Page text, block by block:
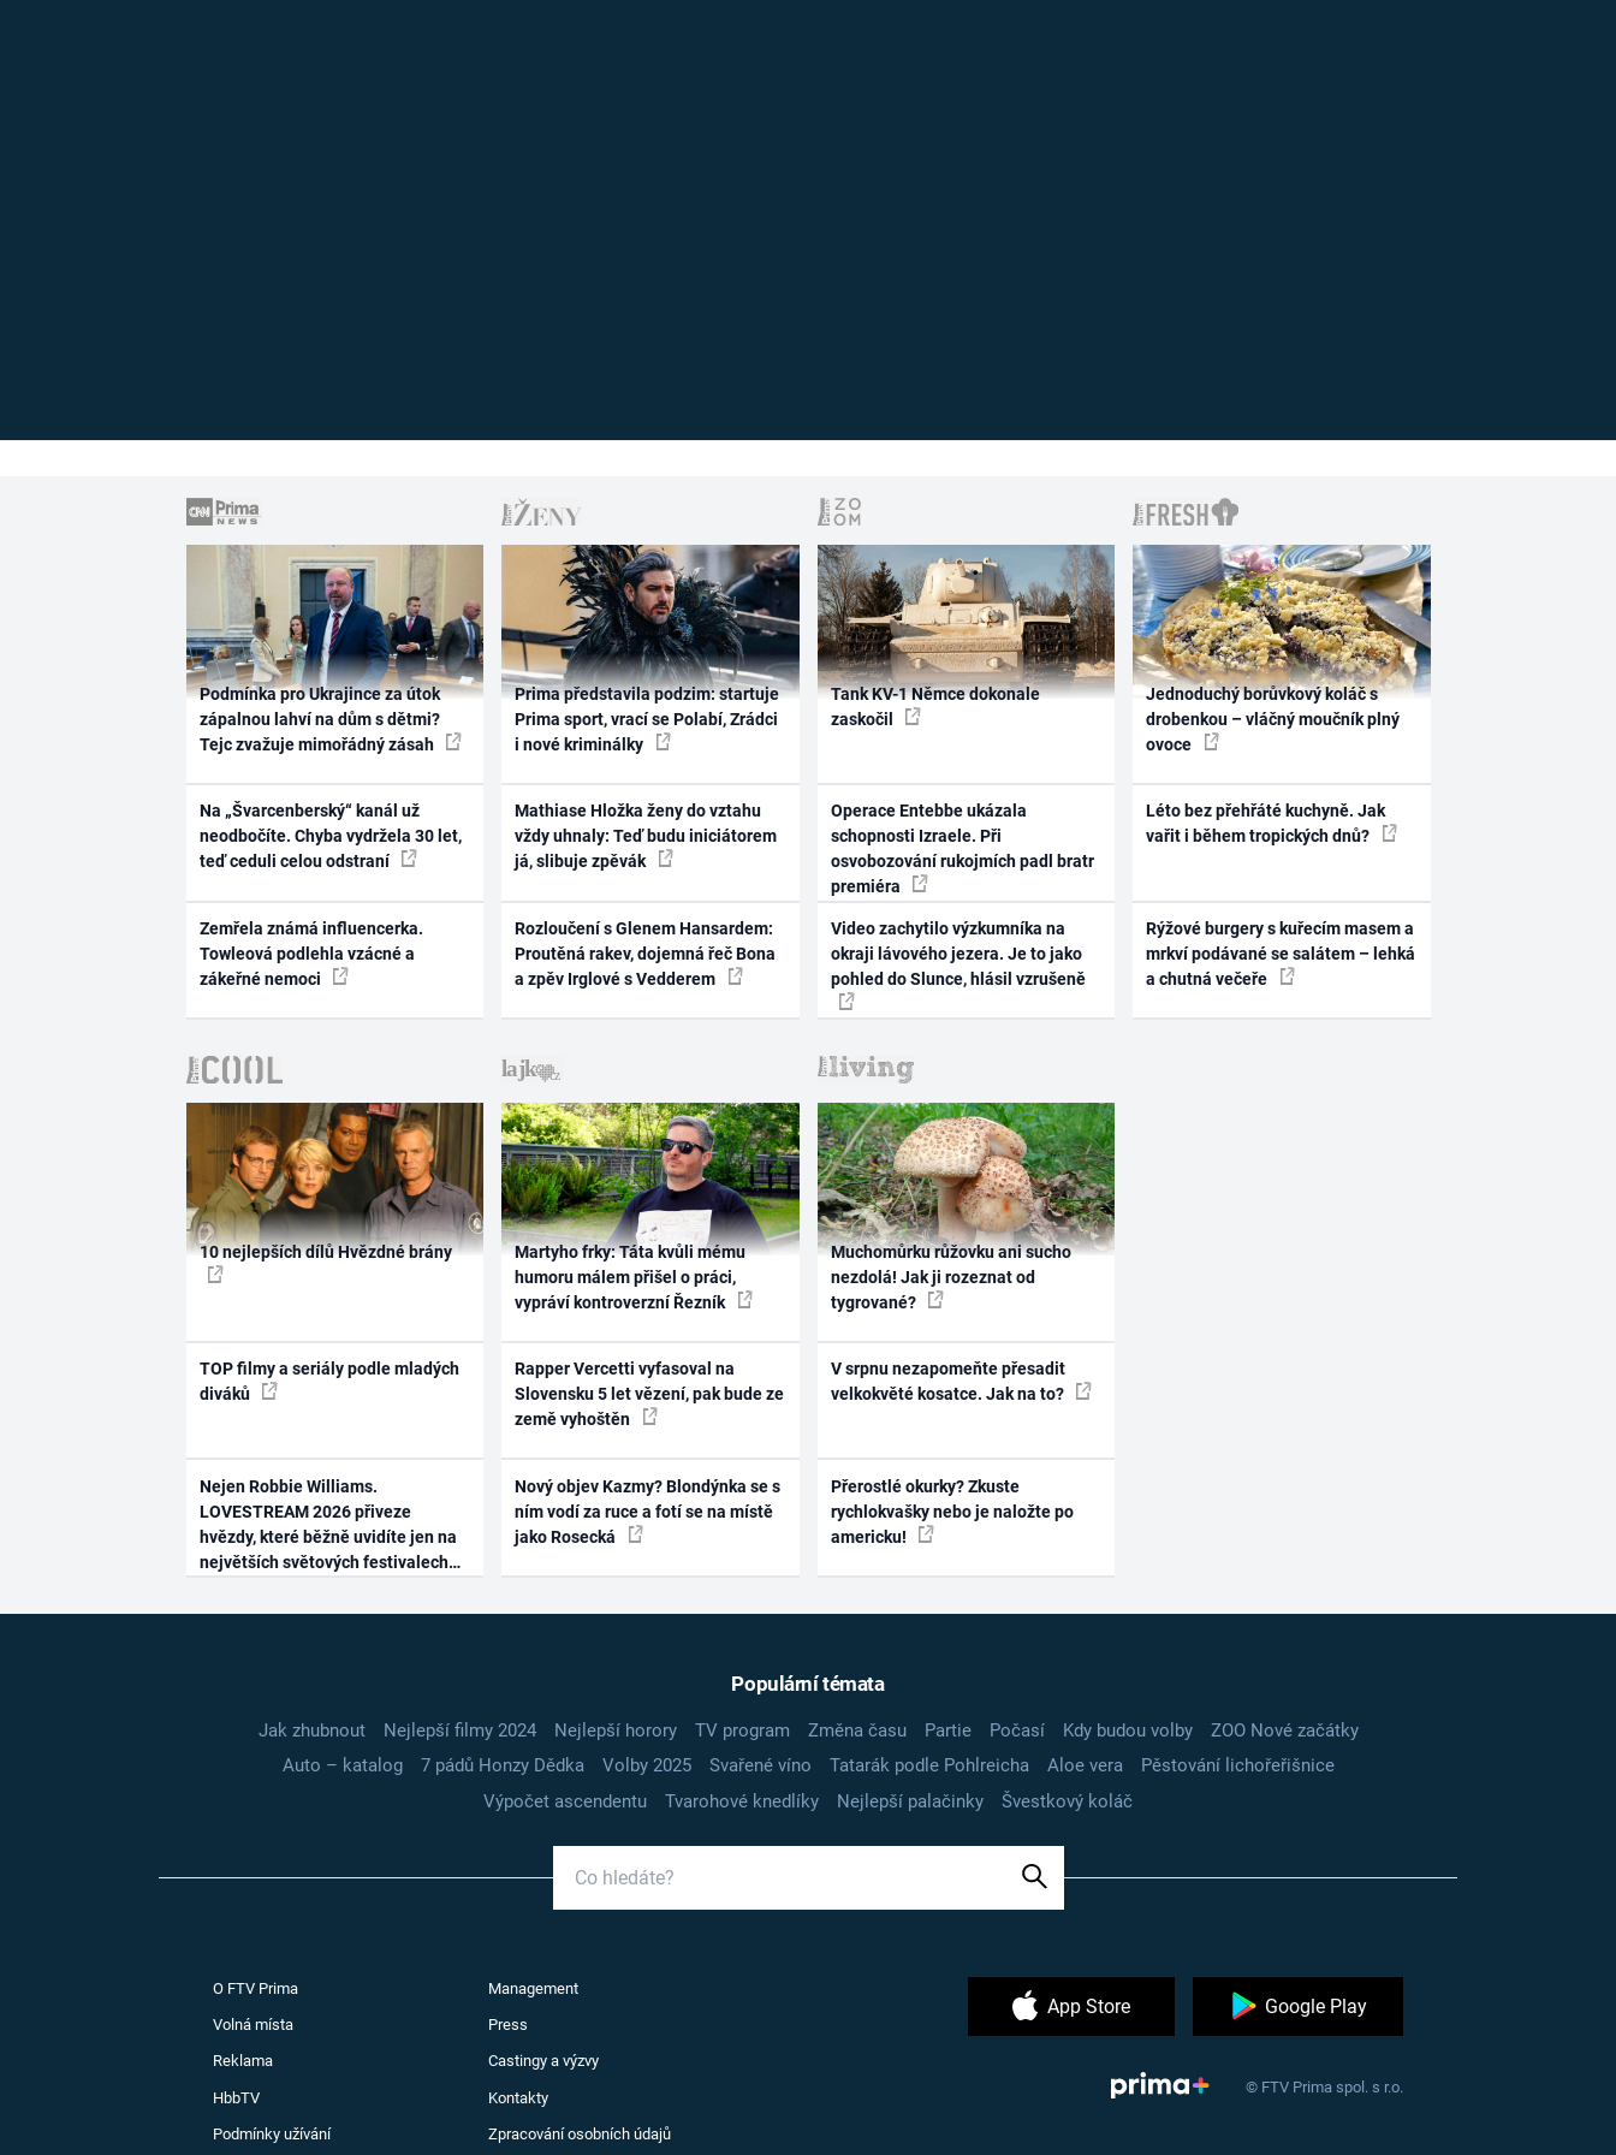
Podmínka pro Ukrajince za útok
zápalnou lahví na dům s dětmi?
Tejc zvažuje mimořádný zásah
Na „Švarcenberský“ kanál už
neodbočíte. Chyba vydržela 30 let,
teď ceduli celou odstraní
Zemřela známá influencerka.
Towleová podlehla vzácné a
zákeřné nemoci
Prima představila podzim: startuje
Prima sport, vrací se Polabí, Zrádci
i nové kriminálky
Mathiase Hložka ženy do vztahu
vždy uhnaly: Teď budu iniciátorem
já, slibuje zpěvák
Rozloučení s Glenem Hansardem:
Proutěná rakev, dojemná řeč Bona
a zpěv Irglové s Vedderem
Tank KV-1 Němce dokonale
zaskočil
Operace Entebbe ukázala
schopnosti Izraele. Při
osvobozování rukojmích padl bratr
premiéra
Video zachytilo výzkumníka na
okraji lávového jezera. Je to jako
pohled do Slunce, hlásil vzrušeně
Jednoduchý borůvkový koláč s
drobenkou – vláčný moučník plný
ovoce
Léto bez přehřáté kuchyně. Jak
vařit i během tropických dnů?
Rýžové burgery s kuřecím masem a
mrkví podávané se salátem – lehká
a chutná večeře
10 nejlepších dílů Hvězdné brány
TOP filmy a seriály podle mladých
diváků
Nejen Robbie Williams.
LOVESTREAM 2026 přiveze
hvězdy, které běžně uvidíte jen na
největších světových festivalech
Martyho frky: Táta kvůli mému
humoru málem přišel o práci,
vypráví kontroverzní Řezník
Rapper Vercetti vyfasoval na
Slovensku 5 let vězení, pak bude ze
země vyhoštěn
Nový objev Kazmy? Blondýnka se s
ním vodí za ruce a fotí se na místě
jako Rosecká
Muchomůrku růžovku ani sucho
nezdolá! Jak ji rozeznat od
tygrované?
V srpnu nezapomeňte přesadit
velkokvěté kosatce. Jak na to?
Přerostlé okurky? Zkuste
rychlokvašky nebo je naložte po
americku!
Populární témata
Jak zhubnout Nejlepší filmy 2024 Nejlepší horory TV program Změna času Partie Počasí Kdy budou volby
ZOO Nové začátky
Auto – katalog
7 pádů Honzy Dědka Volby 2025 Svařené víno Tatarák podle Pohlreicha Aloe vera
Pěstování lichořeřišnice
Výpočet ascendentu
Tvarohové knedlíky Nejlepší palačinky Švestkový koláč
O FTV Prima Management
Volná místa Press
Reklama Castingy a výzvy
HbbTV Kontakty
Podmínky užívání Zpracování osobních údajů
App Store Google Play
© FTV Prima spol. s r.o.